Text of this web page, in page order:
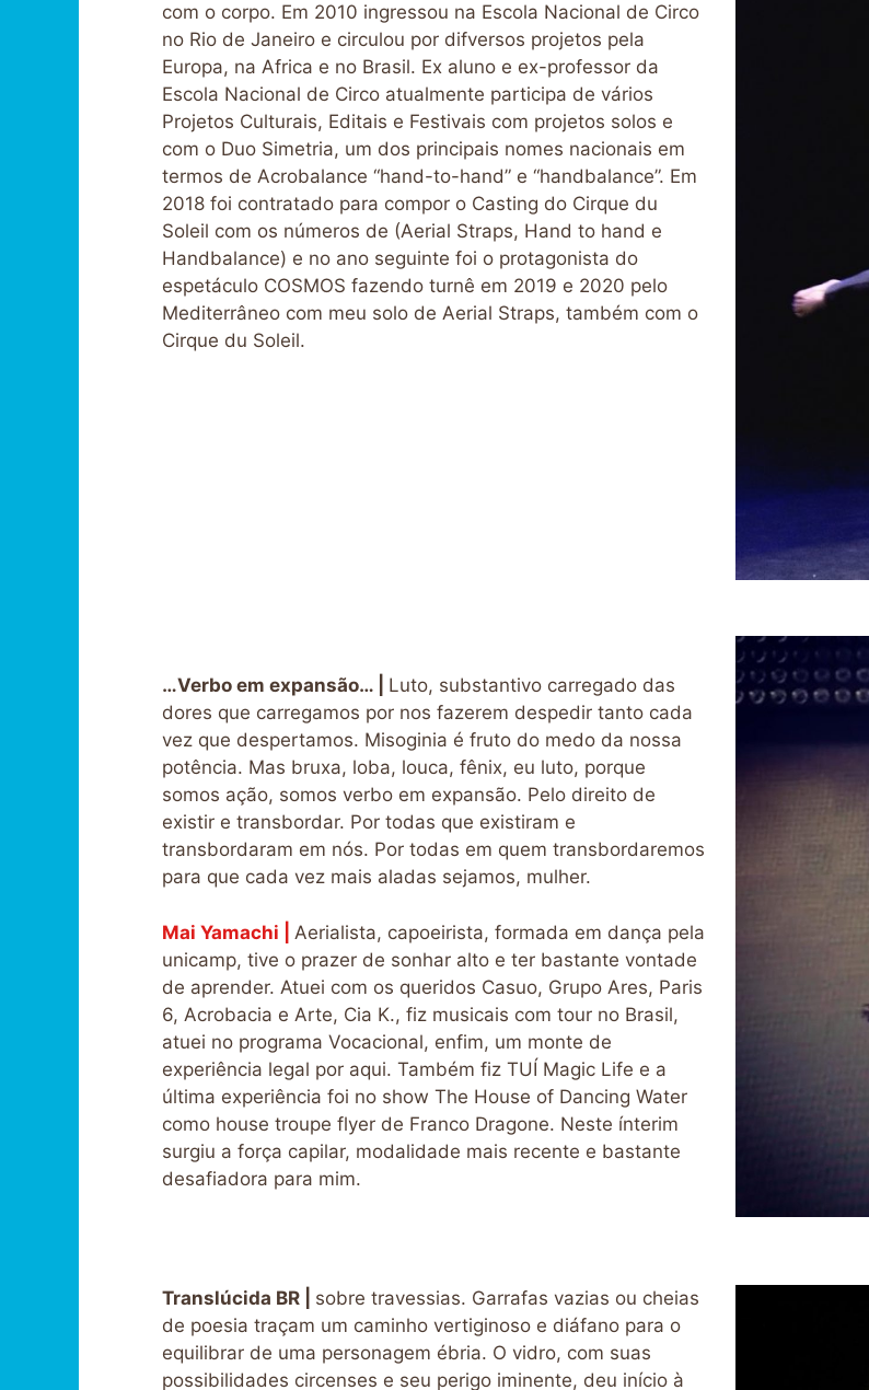
com o corpo. Em 2010 ingressou na Escola Nacional de Circo
no Rio de Janeiro e circulou por difversos projetos pela
Europa, na Africa e no Brasil. Ex aluno e ex-professor da
Escola Nacional de Circo atualmente participa de vários
Projetos Culturais, Editais e Festivais com projetos solos e
com o Duo Simetria, um dos principais nomes nacionais em
termos de Acrobalance “hand-to-hand” e “handbalance”. Em
2018 foi contratado para compor o Casting do Cirque du
Soleil com os números de (Aerial Straps, Hand to hand e
Handbalance) e no ano seguinte foi o protagonista do
espetáculo COSMOS fazendo turnê em 2019 e 2020 pelo
Mediterrâneo com meu solo de Aerial Straps, também com o
Cirque du Soleil.
…Verbo em expansão… | Luto, substantivo carregado das
dores que carregamos por nos fazerem despedir tanto cada
vez que despertamos. Misoginia é fruto do medo da nossa
potência. Mas bruxa, loba, louca, fênix, eu luto, porque
somos ação, somos verbo em expansão. Pelo direito de
existir e transbordar. Por todas que existiram e
transbordaram em nós. Por todas em quem transbordaremos
para que cada vez mais aladas sejamos, mulher.
Mai Yamachi | Aerialista, capoeirista, formada em dança pela
unicamp, tive o prazer de sonhar alto e ter bastante vontade
de aprender. Atuei com os queridos Casuo, Grupo Ares, Paris
6, Acrobacia e Arte, Cia K., fiz musicais com tour no Brasil,
atuei no programa Vocacional, enfim, um monte de
experiência legal por aqui. Também fiz TUÍ Magic Life e a
última experiência foi no show The House of Dancing Water
como house troupe flyer de Franco Dragone. Neste ínterim
surgiu a força capilar, modalidade mais recente e bastante
desafiadora para mim.
Translúcida BR | sobre travessias. Garrafas vazias ou cheias
de poesia traçam um caminho vertiginoso e diáfano para o
equilibrar de uma personagem ébria. O vidro, com suas
possibilidades circenses e seu perigo iminente, deu início à